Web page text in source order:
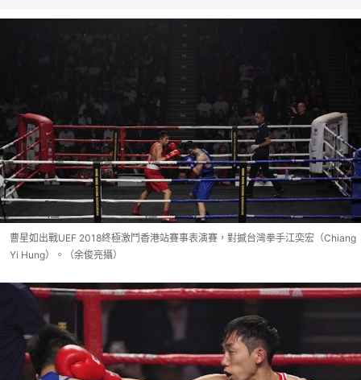
曹星如出戰UEF 2018終極激鬥香港站賽事表演賽，對撼台灣拳手江奕宏（Chiang
Yi Hung）。（余俊亮攝）